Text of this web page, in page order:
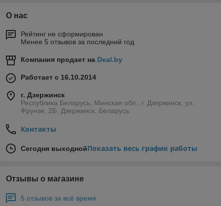
О нас
Рейтинг не сформирован
Менее 5 отзывов за последний год
Компания продает на Deal.by
Работает с 16.10.2014
г. Дзержинск
Республика Беларусь, Минская обл., г. Дзержинск, ул.
Фрунзе, 2Б, Дзержинск, Беларусь
Контакты
Сегодня выходнойПоказать весь график работы
Отзывы о магазине
5 отзывов за всё время